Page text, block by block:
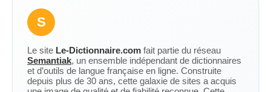
S
Le site Le-Dictionnaire.com fait partie du réseau
Semantiak, un ensemble indépendant de dictionnaires
et d’outils de langue française en ligne. Construite
depuis plus de 30 ans, cette galaxie de sites a acquis